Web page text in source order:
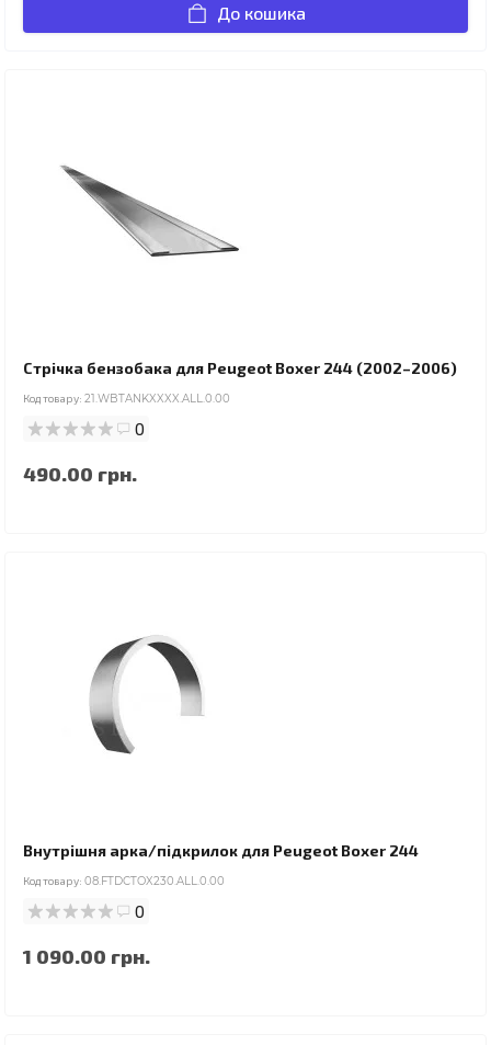
До кошика
Стрічка бензобака для Peugeot Boxer 244 (2002–2006)
Код товару: 21.WBTANKXXXX.ALL.0.00
0
490.00 грн.
Внутрішня арка/підкрилок для Peugeot Boxer 244
Код товару: 08.FTDCTOX230.ALL.0.00
0
1 090.00 грн.